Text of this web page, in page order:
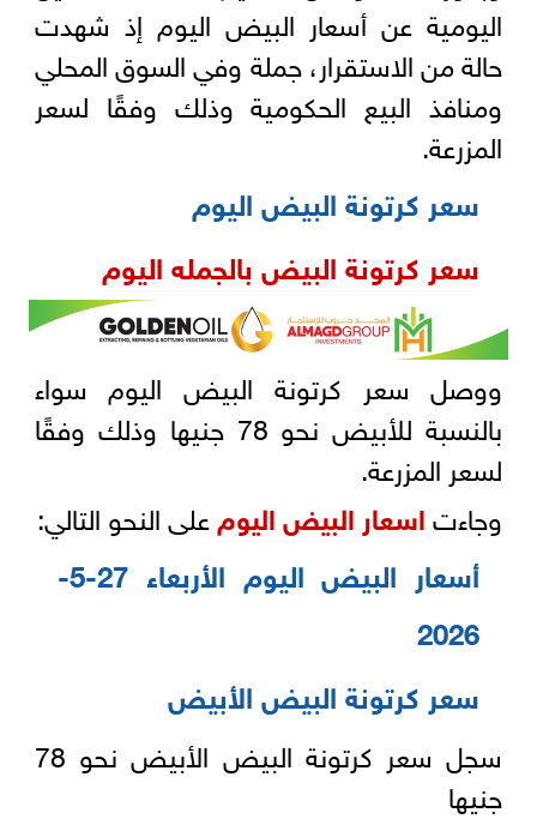
اليومية عن أسعار البيض اليوم إذ شهدت
حالة من الاستقرار، جملة وفي السوق المحلي
ومنافذ البيع الحكومية وذلك وفقًا لسعر
المزرعة.
سعر كرتونة البيض اليوم
سعر كرتونة البيض بالجمله اليوم
ووصل سعر كرتونة البيض اليوم سواء
بالنسبة للأبيض نحو 78 جنيها وذلك وفقًا
لسعر المزرعة.
وجاءتاسعار البيض اليومعلى النحو التالي:
أسعار البيض اليوم الأربعاء 27-5-
2026
سعر كرتونة البيض الأبيض
سجل سعر كرتونة البيض الأبيض نحو 78
جنيها